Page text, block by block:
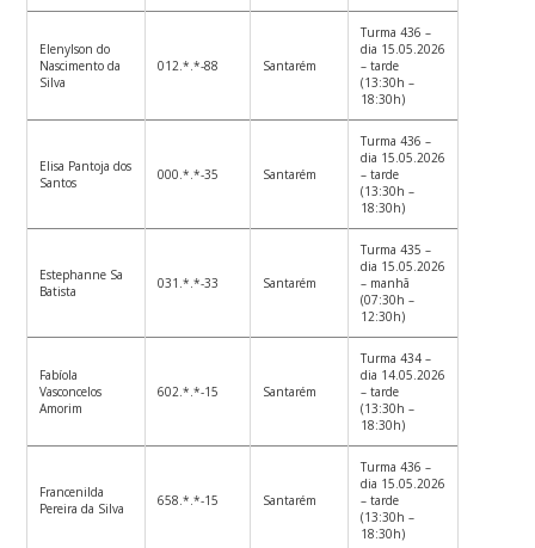
Elenylson do
Nascimento da
Silva
012.*.*-88 Santarém
Turma 436 –
dia 15.05.2026
– tarde
(13:30h –
18:30h)
Elisa Pantoja dos
Santos
000.*.*-35 Santarém
Turma 436 –
dia 15.05.2026
– tarde
(13:30h –
18:30h)
Estephanne Sa
Batista
031.*.*-33 Santarém
Turma 435 –
dia 15.05.2026
– manhã
(07:30h –
12:30h)
Fabíola
Vasconcelos
Amorim
602.*.*-15 Santarém
Turma 434 –
dia 14.05.2026
– tarde
(13:30h –
18:30h)
Francenilda
Pereira da Silva
658.*.*-15 Santarém
Turma 436 –
dia 15.05.2026
– tarde
(13:30h –
18:30h)